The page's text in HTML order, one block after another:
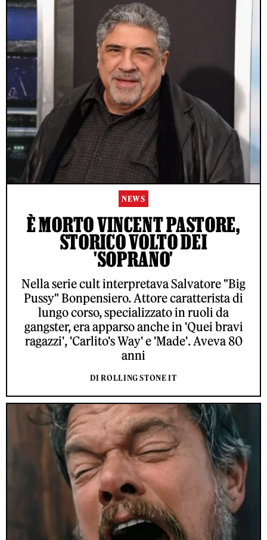
NEWS
È MORTO VINCENT PASTORE,
STORICO VOLTO DEI
'SOPRANO'
Nella serie cult interpretava Salvatore "Big
Pussy" Bonpensiero. Attore caratterista di
lungo corso, specializzato in ruoli da
gangster, era apparso anche in 'Quei bravi
ragazzi', 'Carlito's Way' e 'Made'. Aveva 80
anni
DI ROLLING STONE IT